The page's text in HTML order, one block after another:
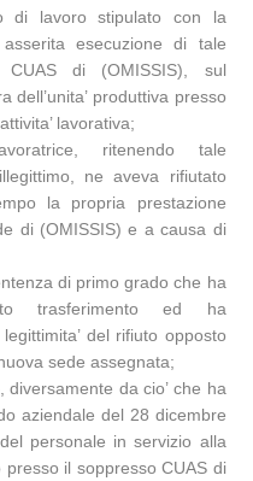
di lavoro stipulato con la
esecuzione di tale
CUAS di (OMISSIS), sul
dell’unita’ produttiva presso
lavorativa;
ritenendo tale
ne aveva rifiutato
la propria prestazione
di (OMISSIS) e a causa di
di primo grado che ha
trasferimento ed ha
del rifiuto opposto
sede assegnata;
da cio’ che ha
aziendale del 28 dicembre
personale in servizio alla
il soppresso CUAS di